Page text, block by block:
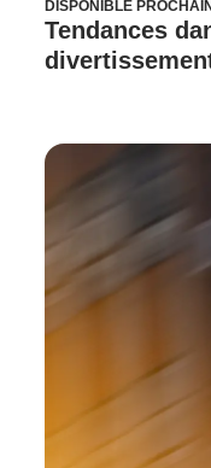
DISPONIBLE
Tendances